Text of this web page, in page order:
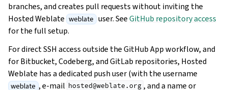
branches, and creates pull requests without inviting the
Hosted Weblate weblate user. SeeGitHub repository access
for the full setup.
For direct SSH access outside the GitHub App workflow, and
for Bitbucket, Codeberg, and GitLab repositories, Hosted
Weblate has a dedicated push user (with the username
weblate , e-mail hosted@weblate.org , and a name or